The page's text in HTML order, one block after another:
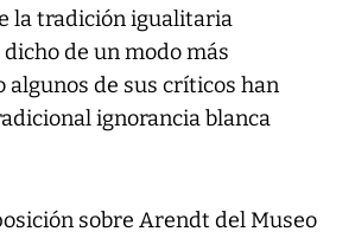
la tradición igualitaria
de un modo más
algunos de sus críticos han
ignorancia blanca
sobre Arendt del Museo